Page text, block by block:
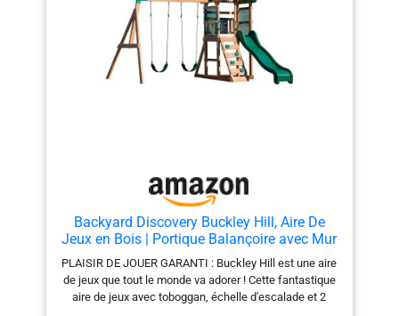
Backyard Discovery Buckley Hill, Aire De
Jeux en Bois | Portique Balançoire avec Mur
d'escalade, Toboggan Et Balançoire, Bac À
Sable | Cabane Exterieur Enfant, Jeux
Exterieur, +3 Ans
PLAISIR DE JOUER GARANTI : Buckley Hill est une aire
de jeux que tout le monde va adorer ! Cette fantastique
aire de jeux avec toboggan, échelle d'escalade et 2